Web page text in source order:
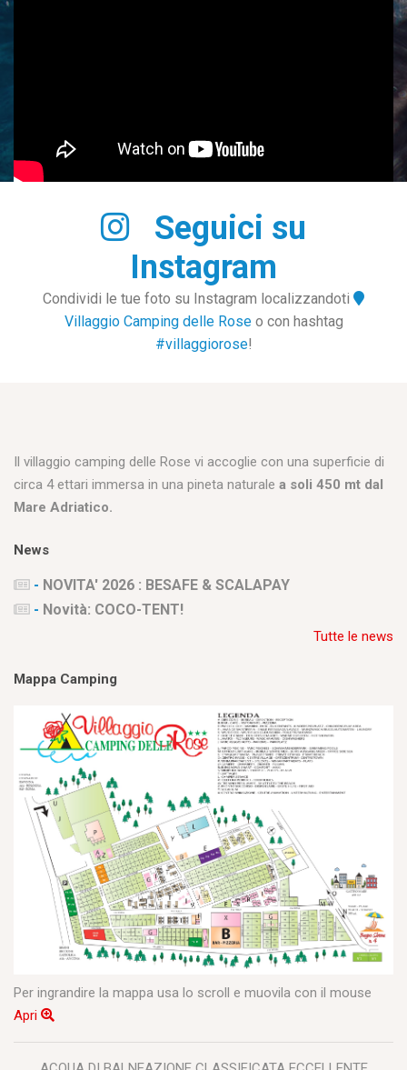
Seguici su
Instagram
Condividi le tue foto su Instagram localizzandoti
Villaggio Camping delle Roseo con hashtag
#villaggiorose!
Il villaggio camping delle Rose vi accoglie con una superficie di
circa 4 ettari immersa in una pineta naturale a soli 450 mt dal
Mare Adriatico.
News
- NOVITA' 2026 : BESAFE & SCALAPAY
- Novità: COCO-TENT!
Tutte le news
Mappa Camping
Per ingrandire la mappa usa lo scroll e muovila con il mouse
Apri